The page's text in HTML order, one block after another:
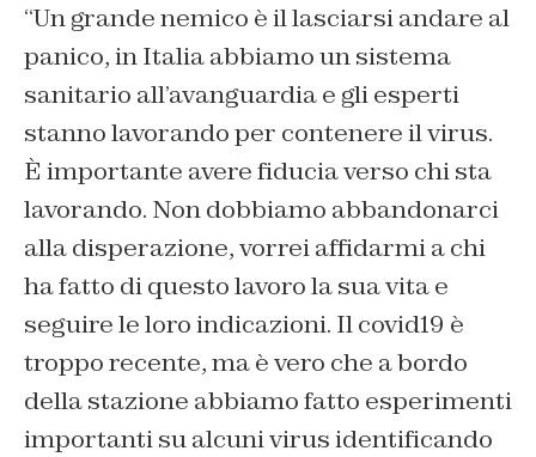
“Un grande nemico è il lasciarsi andare al
panico, in Italia abbiamo un sistema
sanitario all’avanguardia e gli esperti
stanno lavorando per contenere il virus.
È importante avere fiducia verso chi sta
lavorando. Non dobbiamo abbandonarci
alla disperazione, vorrei affidarmi a chi
ha fatto di questo lavoro la sua vita e
seguire le loro indicazioni. Il covid19 è
troppo recente, ma è vero che a bordo
della stazione abbiamo fatto esperimenti
importanti su alcuni virus identificando